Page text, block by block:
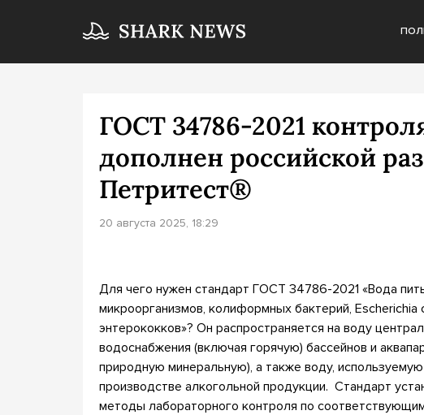
ГОСТ 34786-2021
дополнен российской
Петритест®
20 августа 2025, 18:29
Для чего нужен стандарт ГОСТ 34786-2021 «Вода
микроорганизмов, колиформных бактерий, Escherichia
энтерококков»? Он распространяется на воду
водоснабжения (включая горячую) бассейнов и
природную минеральную), а также воду,
производстве алкогольной продукции. Стандарт
методы лабораторного контроля по